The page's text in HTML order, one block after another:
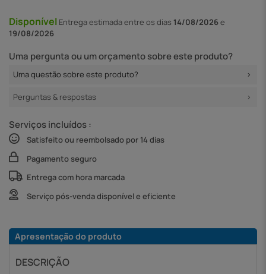
Disponível Entregaestimada entre os dias 14/08/2026e
19/08/2026
Uma pergunta ou um orçamento sobre este produto?
Uma questão sobre este produto?
Perguntas & respostas
Serviços incluídos :
Satisfeito ou reembolsado por 14 dias
Pagamento seguro
Entrega com hora marcada
Serviço pós-venda disponível e eficiente
Apresentação do produto
DESCRIÇÃO